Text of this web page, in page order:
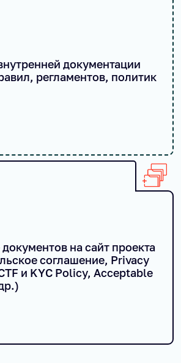
документации
регламентов, политик
на сайт проекта
соглашение, Privacy
и KYC Policy, Acceptable